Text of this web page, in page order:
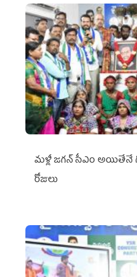
మళ్లీ జగన్ సీఎం అయితేనే
రోజులు